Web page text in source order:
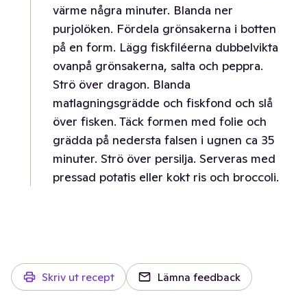
värme några minuter. Blanda ner
purjolöken. Fördela grönsakerna i botten
på en form. Lägg fiskfiléerna dubbelvikta
ovanpå grönsakerna, salta och peppra.
Strö över dragon. Blanda
matlagningsgrädde och fiskfond och slå
över fisken. Täck formen med folie och
grädda på nedersta falsen i ugnen ca 35
minuter. Strö över persilja. Serveras med
pressad potatis eller kokt ris och broccoli.
Skriv ut recept Lämna feedback